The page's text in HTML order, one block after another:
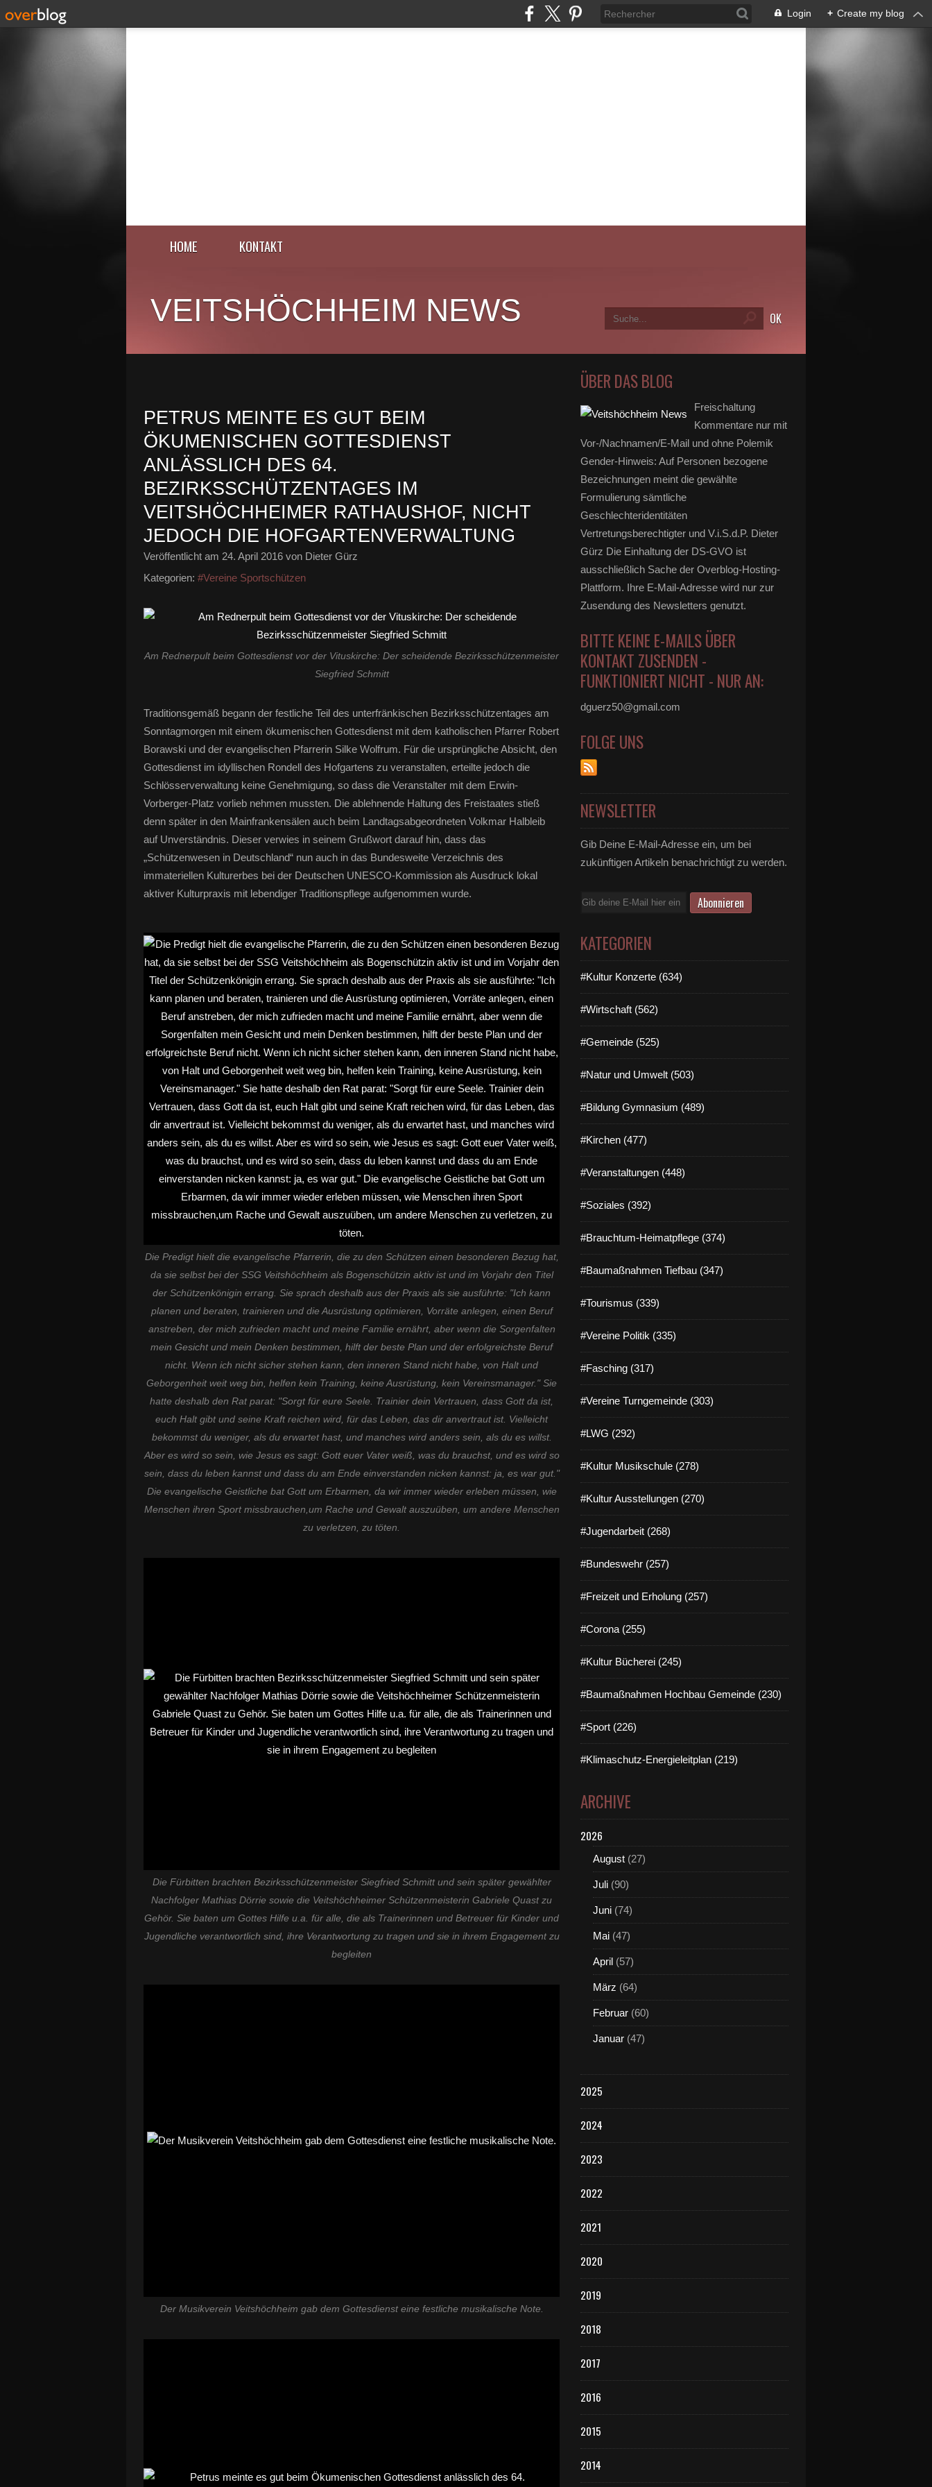
Login + Create my blog
HOME KONTAKT
VEITSHÖCHHEIM NEWS
PETRUS MEINTE ES GUT BEIM
ÖKUMENISCHEN GOTTESDIENST
ANLÄSSLICH DES 64.
BEZIRKSSCHÜTZENTAGES IM
VEITSHÖCHHEIMER RATHAUSHOF, NICHT
JEDOCH DIE HOFGARTENVERWALTUNG
Veröffentlicht am 24. April 2016 von Dieter Gürz
Kategorien: #Vereine Sportschützen
Am Rednerpult beim Gottesdienst vor der Vituskirche: Der scheidende Bezirksschützenmeister
Siegfried Schmitt
Traditionsgemäß begann der festliche Teil des unterfränkischen Bezirksschützentages am
Sonntagmorgen mit einem ökumenischen Gottesdienst mit dem katholischen Pfarrer Robert
Borawski und der evangelischen Pfarrerin Silke Wolfrum. Für die ursprüngliche Absicht, den
Gottesdienst im idyllischen Rondell des Hofgartens zu veranstalten, erteilte jedoch die
Schlösserverwaltung keine Genehmigung, so dass die Veranstalter mit dem Erwin-
Vorberger-Platz vorlieb nehmen mussten. Die ablehnende Haltung des Freistaates stieß
denn später in den Mainfrankensälen auch beim Landtagsabgeordneten Volkmar Halbleib
auf Unverständnis. Dieser verwies in seinem Grußwort darauf hin, dass das
„Schützenwesen in Deutschland“ nun auch in das Bundesweite Verzeichnis des
immateriellen Kulturerbes bei der Deutschen UNESCO-Kommission als Ausdruck lokal
aktiver Kulturpraxis mit lebendiger Traditionspflege aufgenommen wurde.
Die Predigt hielt die evangelische Pfarrerin, die zu den Schützen einen besonderen Bezug hat,
da sie selbst bei der SSG Veitshöchheim als Bogenschützin aktiv ist und im Vorjahr den Titel
der Schützenkönigin errang. Sie sprach deshalb aus der Praxis als sie ausführte: "Ich kann
planen und beraten, trainieren und die Ausrüstung optimieren, Vorräte anlegen, einen Beruf
anstreben, der mich zufrieden macht und meine Familie ernährt, aber wenn die Sorgenfalten
mein Gesicht und mein Denken bestimmen, hilft der beste Plan und der erfolgreichste Beruf
nicht. Wenn ich nicht sicher stehen kann, den inneren Stand nicht habe, von Halt und
Geborgenheit weit weg bin, helfen kein Training, keine Ausrüstung, kein Vereinsmanager." Sie
hatte deshalb den Rat parat: "Sorgt für eure Seele. Trainier dein Vertrauen, dass Gott da ist,
euch Halt gibt und seine Kraft reichen wird, für das Leben, das dir anvertraut ist. Vielleicht
bekommst du weniger, als du erwartet hast, und manches wird anders sein, als du es willst.
Aber es wird so sein, wie Jesus es sagt: Gott euer Vater weiß, was du brauchst, und es wird so
sein, dass du leben kannst und dass du am Ende einverstanden nicken kannst: ja, es war gut."
Die evangelische Geistliche bat Gott um Erbarmen, da wir immer wieder erleben müssen, wie
Menschen ihren Sport missbrauchen,um Rache und Gewalt auszuüben, um andere Menschen
zu verletzen, zu töten.
Die Fürbitten brachten Bezirksschützenmeister Siegfried Schmitt und sein später gewählter
Nachfolger Mathias Dörrie sowie die Veitshöchheimer Schützenmeisterin Gabriele Quast zu
Gehör. Sie baten um Gottes Hilfe u.a. für alle, die als Trainerinnen und Betreuer für Kinder und
Jugendliche verantwortlich sind, ihre Verantwortung zu tragen und sie in ihrem Engagement zu
begleiten
Der Musikverein Veitshöchheim gab dem Gottesdienst eine festliche musikalische Note.
ÜBER DAS BLOG
Freischaltung
Kommentare nur mit
Vor-/Nachnamen/E-Mail und ohne Polemik
Gender-Hinweis: Auf Personen bezogene
Bezeichnungen meint die gewählte
Formulierung sämtliche
Geschlechteridentitäten
Vertretungsberechtigter und V.i.S.d.P. Dieter
Gürz Die Einhaltung der DS-GVO ist
ausschließlich Sache der Overblog-Hosting-
Plattform. Ihre E-Mail-Adresse wird nur zur
Zusendung des Newsletters genutzt.
BITTE KEINE E-MAILS ÜBER
KONTAKT ZUSENDEN -
FUNKTIONIERT NICHT - NUR AN:
dguerz50@gmail.com
FOLGE UNS
NEWSLETTER
Gib Deine E-Mail-Adresse ein, um bei
zukünftigen Artikeln benachrichtigt zu werden.
E-
KATEGORIEN
#Kultur Konzerte (634)
#Wirtschaft (562)
#Gemeinde (525)
#Natur und Umwelt (503)
#Bildung Gymnasium (489)
#Kirchen (477)
#Veranstaltungen (448)
#Soziales (392)
#Brauchtum-Heimatpflege (374)
#Baumaßnahmen Tiefbau (347)
#Tourismus (339)
#Vereine Politik (335)
#Fasching (317)
#Vereine Turngemeinde (303)
#LWG (292)
#Kultur Musikschule (278)
#Kultur Ausstellungen (270)
#Jugendarbeit (268)
#Bundeswehr (257)
#Freizeit und Erholung (257)
#Corona (255)
#Kultur Bücherei (245)
#Baumaßnahmen Hochbau Gemeinde (230)
#Sport (226)
#Klimaschutz-Energieleitplan (219)
ARCHIVE
2026
August (27)
Juli (90)
Juni (74)
Mai (47)
April (57)
März (64)
Februar (60)
Januar (47)
2025
2024
2023
2022
2021
2020
2019
2018
2017
2016
2015
2014